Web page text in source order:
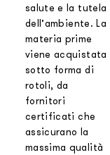
salute e la tutela
dell’ambiente. La
materia prime
viene acquistata
sotto forma di
rotoli, da
fornitori
certificati che
assicurano la
massima qualità